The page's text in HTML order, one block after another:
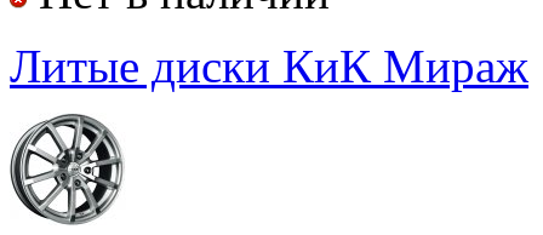
Литые диски КиК Мираж